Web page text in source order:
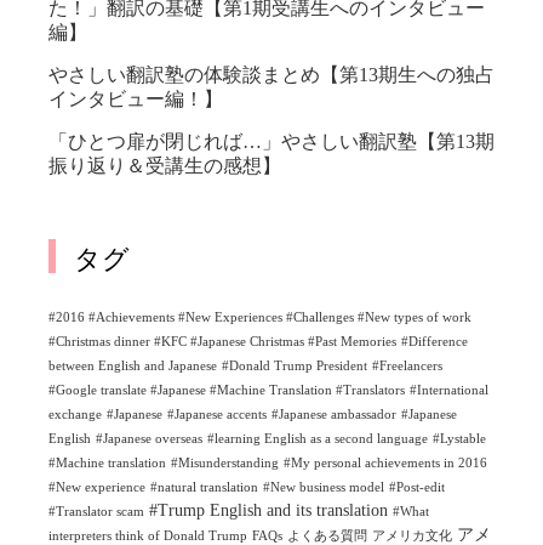
た！」翻訳の基礎【第1期受講生へのインタビュー
編】
やさしい翻訳塾の体験談まとめ【第13期生への独占
インタビュー編！】
「ひとつ扉が閉じれば…」やさしい翻訳塾【第13期
振り返り＆受講生の感想】
タグ
#2016 #Achievements #New Experiences #Challenges #New types of work
#Christmas dinner #KFC #Japanese Christmas #Past Memories #Difference
between English and Japanese #Donald Trump President #Freelancers
#Google translate #Japanese #Machine Translation #Translators #International
exchange #Japanese #Japanese accents #Japanese ambassador #Japanese
English #Japanese overseas #learning English as a second language #Lystable
#Machine translation #Misunderstanding #My personal achievements in 2016
#New experience #natural translation #New business model #Post-edit
#Translator scam #Trump English and its translation #What
interpreters think of Donald Trump FAQs よくある質問 アメリカ文化 アメ